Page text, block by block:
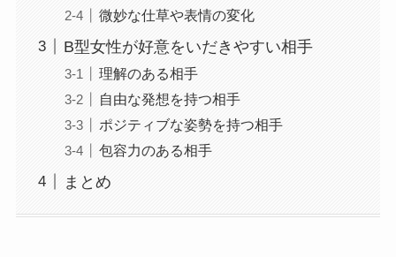
微妙な仕草や表情の変化
B型女性が好意をいだきやすい相手
理解のある相手
自由な発想を持つ相手
ポジティブな姿勢を持つ相手
包容力のある相手
まとめ